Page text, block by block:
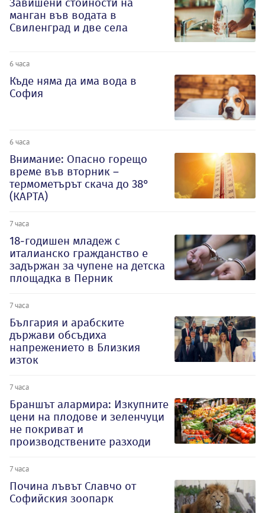
манган във водата в
Свиленград и две села
6 часа
Къде няма да има вода в
София
6 часа
Внимание: Опасно горещо
време във вторник –
термометърът скача до 38°
(КАРТА)
7 часа
18-годишен младеж с
италианско гражданство е
задържан за чупене на детска
площадка в Перник
7 часа
България и арабските
държави обсъдиха
напрежението в Близкия
изток
7 часа
Браншът алармира: Изкупните
цени на плодове и зеленчуци
не покриват и
производствените разходи
7 часа
Почина лъвът Славчо от
Софийския зоопарк